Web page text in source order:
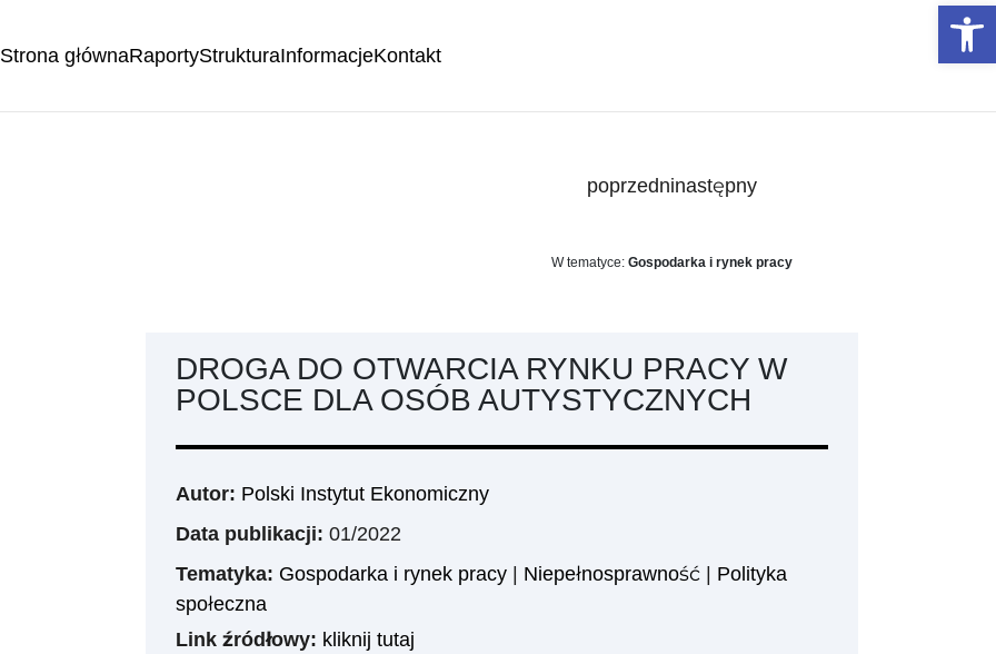
Strona głównaRaportyStrukturaInformacjeKontakt
poprzedninastępny
W tematyce: Gospodarka i rynek pracy
DROGA DO OTWARCIA RYNKU PRACY W
POLSCE DLA OSÓB AUTYSTYCZNYCH
Autor: Polski Instytut Ekonomiczny
Data publikacji: 01/2022
Tematyka: Gospodarka i rynek pracy| Niepełnosprawność| Polityka
społeczna
Link źródłowy: kliknij tutaj